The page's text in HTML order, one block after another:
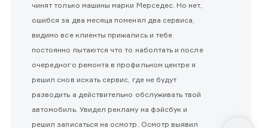
чинят только машины марки Мерседес. Но нет,
ошибся за два месяца поменял два сервиса,
видимо все клиенты прижались и тебе
постоянно пытаются что то наболтать и после
очередного ремонта в профильном центре я
решил снов искать сервис, где не будут
разводить а действительно обслуживать твой
автомобиль. Увидел рекламу на фэйсбук и
решил записаться на осмотр. Осмотр выявил